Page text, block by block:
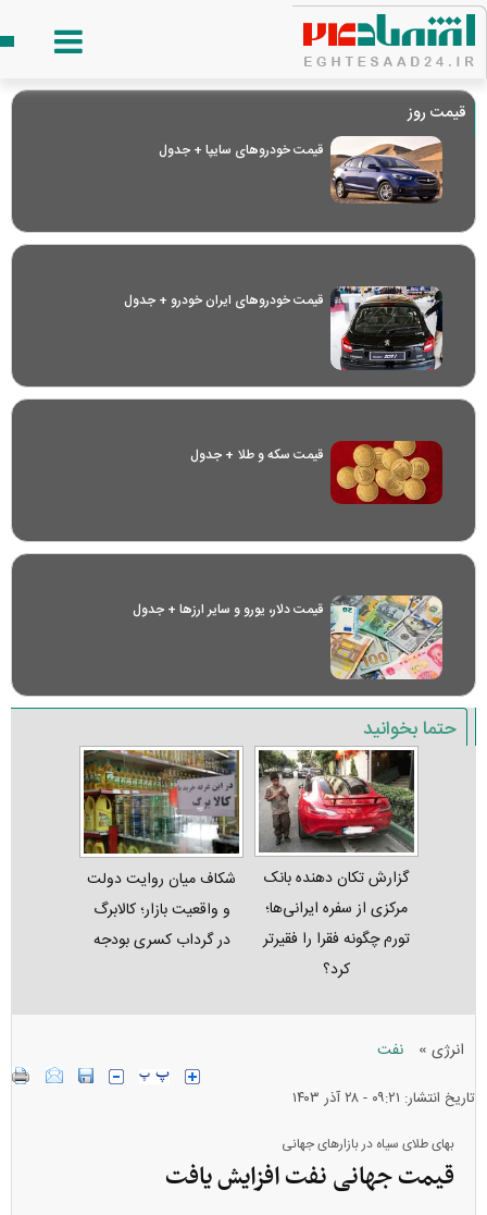
قیمت روز
قیمت خودرو‌های سایپا + جدول
قیمت خودرو‌های ایران خودرو + جدول
قیمت سکه و طلا + جدول
قیمت دلار، یورو و سایر ارز‌ها + جدول
حتما بخوانید
گزارش تکان‌ دهنده بانک
مرکزی از سفره ایرانی‌ها؛
تورم چگونه فقرا را فقیرتر
کرد؟
شکاف میان روایت دولت
و واقعیت بازار؛ کالابرگ
در گرداب کسری بودجه
انرژی » نفت
تاریخ انتشار: ۰۹:۲۱ - ۲۸ آذر ۱۴۰۳
بهای طلای سیاه در بازار‌های جهانی
قیمت جهانی نفت افزایش یافت